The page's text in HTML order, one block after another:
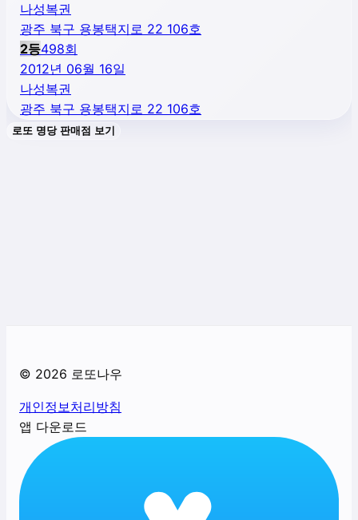
나성복권
광주 북구 용봉택지로 22 106호
2등498회
2012년 06월 16일
나성복권
광주 북구 용봉택지로 22 106호
로또 명당 판매점 보기
© 2026 로또나우
개인정보처리방침
앱 다운로드